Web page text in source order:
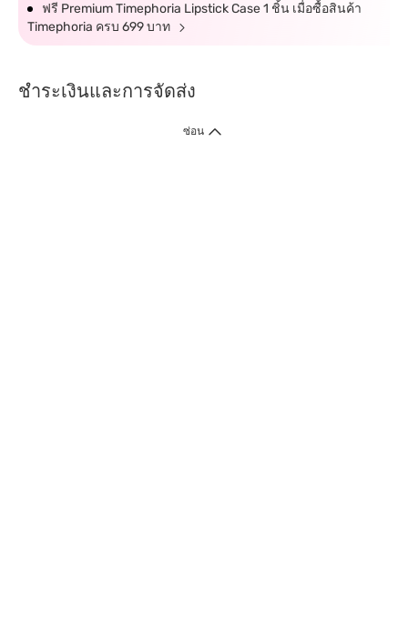
ฟรี Premium Timephoria Lipstick Case 1 ชิ้น เมื่อซื้อสินค้า
Timephoria ครบ 699 บาท
ชำระเงินและการจัดส่ง
ซ่อน